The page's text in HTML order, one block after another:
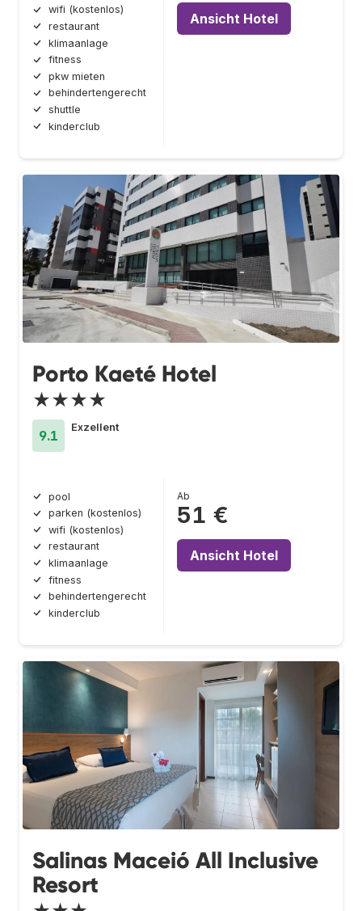
wifi (kostenlos)
restaurant
klimaanlage
fitness
pkw mieten
behindertengerecht
shuttle
kinderclub
Ansicht Hotel
Porto Kaeté Hotel
★★★★
9.1
Exzellent
pool
parken (kostenlos)
wifi (kostenlos)
restaurant
klimaanlage
fitness
behindertengerecht
kinderclub
Ab
51 €
Ansicht Hotel
Salinas Maceió All Inclusive
Resort